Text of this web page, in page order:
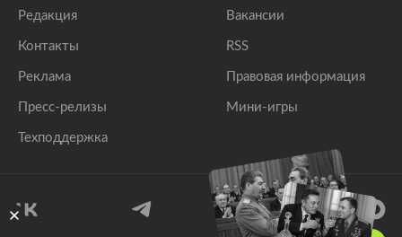
Редакция
Контакты
Реклама
Пресс-релизы
Техподдержка
Вакансии
RSS
Правовая информация
Мини-игры